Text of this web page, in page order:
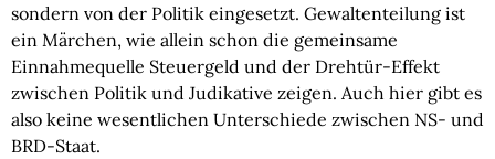
sondern von der Politik eingesetzt. Gewaltenteilung ist
ein Märchen, wie allein schon die gemeinsame
Einnahmequelle Steuergeld und der Drehtür-Effekt
zwischen Politik und Judikative zeigen. Auch hier gibt es
also keine wesentlichen Unterschiede zwischen NS- und
BRD-Staat.